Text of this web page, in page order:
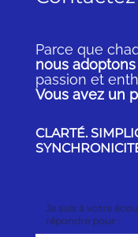
Parce que
nous
passion et
Vous avez un
CLARTÉ.
Je suis à votre
répondre pour :